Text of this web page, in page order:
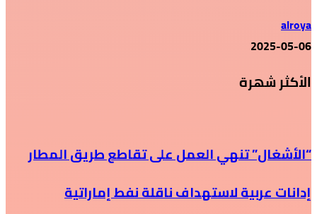
alroya
2025-05-06
الأكثر شهرة
“الأشغال” تنهي العمل على تقاطع طريق المطار
إدانات عربية لاستهداف ناقلة نفط إماراتية